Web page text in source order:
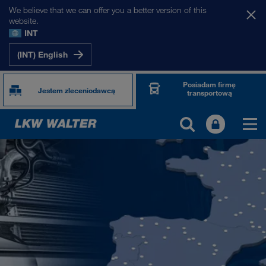
We believe that we can offer you a better version of this
website.
INT
(INT) English
Jestem zleceniodawcą
Posiadam firmę
transportową
TOGETHER WE DRIVE
WE LOAD
WE GROW
WE CARE